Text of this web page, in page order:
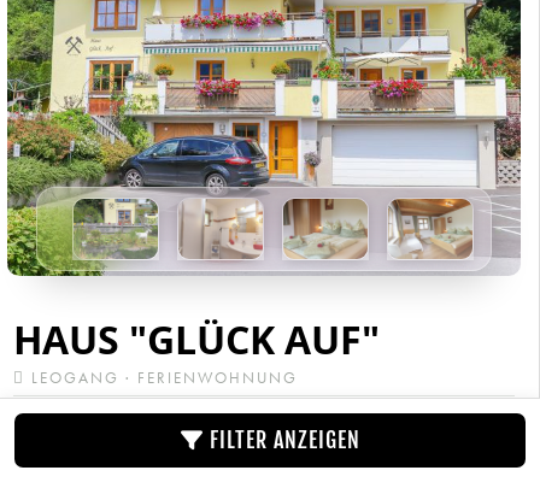
HAUS "GLÜCK AUF"
LEOGANG · FERIENWOHNUNG
Umgeben von einem einzigartigen Bergpanorama finden Sie
unser Haus "Glück Auf", das Ihnen 2 Ferienwohnungen für 2
FILTER ANZEIGEN